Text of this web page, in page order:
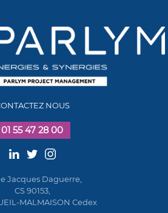
NOUS
01 55 47 28 00
Jacques Daguerre,
CS 90153,
MALMAISON Cedex